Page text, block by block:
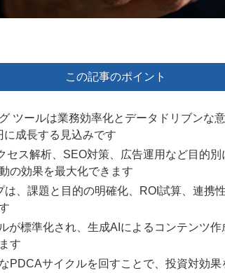
この記事のポイント
ツールは業務効率化とデータドリブンな
成長する見込みです
セス解析、SEO対策、広告運用など目的別
の効果を最大化できます
は、課題と目的の明確化、ROI試算、連携
が標準化され、生成AIによるコンテンツ
す
PDCAサイクルを回すことで、投資対効